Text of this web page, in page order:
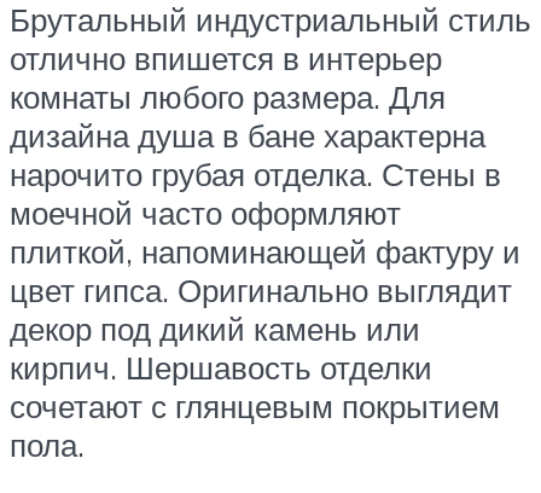
Брутальный индустриальный стиль
отлично впишется в интерьер
комнаты любого размера. Для
дизайна душа в бане характерна
нарочито грубая отделка. Стены в
моечной часто оформляют
плиткой, напоминающей фактуру и
цвет гипса. Оригинально выглядит
декор под дикий камень или
кирпич. Шершавость отделки
сочетают с глянцевым покрытием
пола.